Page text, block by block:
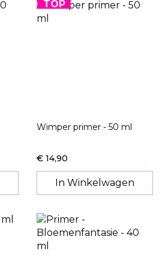
TOP
Wimper primer - 50 ml
€ 14,90
In Winkelwagen